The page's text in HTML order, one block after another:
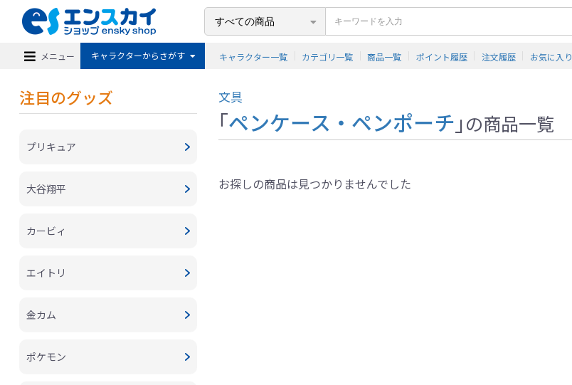
メニュー キャラクターからさがす キャラクター一覧 カテゴリ一覧 商品一覧 ポイント履歴 注文履歴 お気に入り
注目のグッズ
プリキュア
大谷翔平
カービィ
エイトリ
金カム
ポケモン
文具
「ペンケース・ペンポーチ 」の商品一覧
お探しの商品は見つかりませんでした